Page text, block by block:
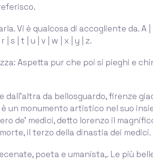
Vi è qualcosa di accogliente da. A |
| s | t | u | v | w | x | y | z.
Aspetta pur che poi si pieghi e
dall’altra da bellosguardo, firenze
un monumento artistico nel suo
de' medici, detto lorenzo il
il terzo della dinastia dei medici.
poeta e umanista,. Le più